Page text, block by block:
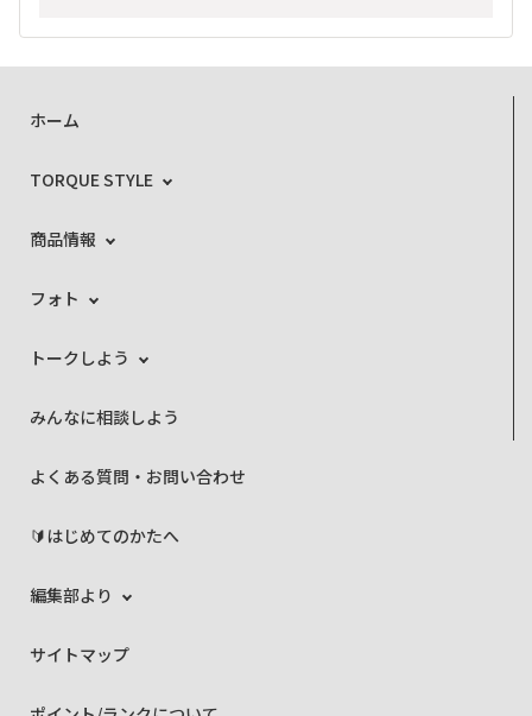
ホーム
TORQUE STYLE
商品情報
フォト
トークしよう
みんなに相談しよう
よくある質問・お問い合わせ
🔰はじめてのかたへ
編集部より
サイトマップ